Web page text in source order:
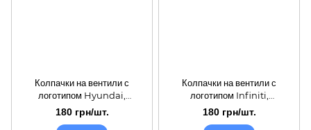
Колпачки на вентили с
логотипом Hyundai,
хромированные, комплект 4
шт.
180 грн/шт.
Колпачки на вентили с
логотипом Infiniti,
хромированные, комплект 4
шт.
180 грн/шт.